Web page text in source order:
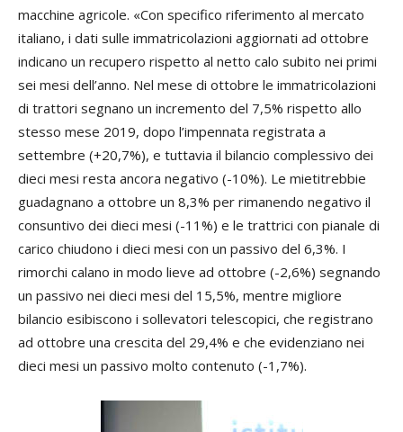
macchine agricole. «Con specifico riferimento al mercato
italiano, i dati sulle immatricolazioni aggiornati ad ottobre
indicano un recupero rispetto al netto calo subito nei primi
sei mesi dell’anno. Nel mese di ottobre le immatricolazioni
di trattori segnano un incremento del 7,5% rispetto allo
stesso mese 2019, dopo l’impennata registrata a
settembre (+20,7%), e tuttavia il bilancio complessivo dei
dieci mesi resta ancora negativo (-10%). Le mietitrebbie
guadagnano a ottobre un 8,3% per rimanendo negativo il
consuntivo dei dieci mesi (-11%) e le trattrici con pianale di
carico chiudono i dieci mesi con un passivo del 6,3%. I
rimorchi calano in modo lieve ad ottobre (-2,6%) segnando
un passivo nei dieci mesi del 15,5%, mentre migliore
bilancio esibiscono i sollevatori telescopici, che registrano
ad ottobre una crescita del 29,4% e che evidenziano nei
dieci mesi un passivo molto contenuto (-1,7%).